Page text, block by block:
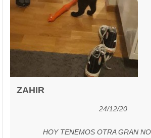
ZAHIR
24/12/20
HOY TENEMOS OTRA GRAN